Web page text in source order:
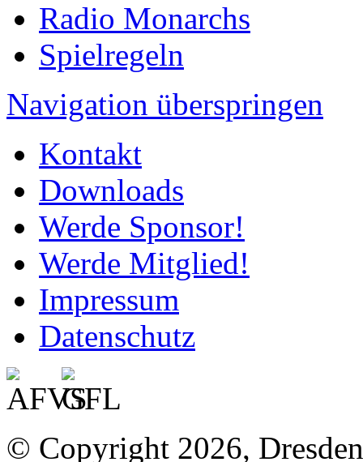
Radio Monarchs
Spielregeln
Navigation überspringen
Kontakt
Downloads
Werde Sponsor!
Werde Mitglied!
Impressum
Datenschutz
© Copyright 2026,